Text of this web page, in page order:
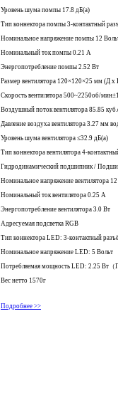
Уровень шума помпы 17.8 дБ(а)
Тип коннектора помпы 3-контактный
Номинальное напряжение помпы 12
Номинальный ток помпы 0.21 A
Энергопотребление помпы 2.52 Вт
Размер вентилятора 120×120×25 мм (Д
Скорость вентилятора 500~2250об/
Воздушный поток вентилятора 85.85
Давление воздуха вентилятора 3.27 мм
Уровень шума вентилятора ≤32.9 дБ(а)
Тип коннектора вентилятора 4-
Гидродинамический подшипник /
Номинальное напряжение вентилятора
Номинальный ток вентилятора 0.25 A
Энергопотребление вентилятора 3.0 Вт
Адресуемая подсветка RGB
Тип коннектора LED: 3-контактный
Номинальное напряжение LED: 5 Вольт
Потребляемая мощность LED: 2.25 Вт
Вес нетто 1570г
Подробнее >>